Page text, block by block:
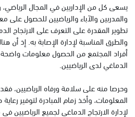
يسعى كل من الإداريين في المجال الرياضي،
والمدربين والآباء والرياضيين للحصول
تطوير المقدرة على التعرف على الارتجاج
والطرق المناسبة لإدارة الإصابة به. إذ أن
أفراد المجتمع من الحصول معلومات واضحة
الدماغي لدى الرياضيين.
وحرصا منه على سلامة ورفاه الرياضيين، فقد
المعلومات، وأخذ زمام المبادرة لتوفير
لإدارة الارتجاج الدماغي لجميع الرياضيين